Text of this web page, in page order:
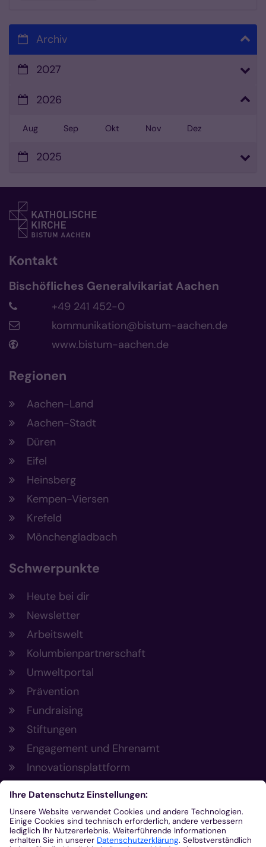
Archiv
2027
2026
Aug Sep Okt Nov Dez
2025
Kontakt
Bischöfliches Generalvikariat Aachen
+49 241 452-0
kommunikation@bistum-aachen.de
www.bistum-aachen.de
Regionen
Aachen-Land
Aachen-Stadt
Düren
Eifel
Heinsberg
Kempen-Viersen
Krefeld
Mönchengladbach
Schwerpunkte
Heute bei dir
Newsletter
Arbeitswelt
Kolumbienpartnerschaft
Umweltportal
Prävention
Fundraising
Stiftungen
Engagement und Ehrenamt
Innovationsplattform
Aus der Plattform
Nachrichten